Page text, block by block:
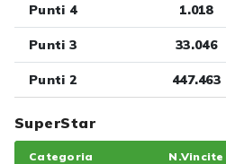
Punti 4 1.018
Punti 3 33.046
Punti 2 447.463
SuperStar
Categoria N.Vincite